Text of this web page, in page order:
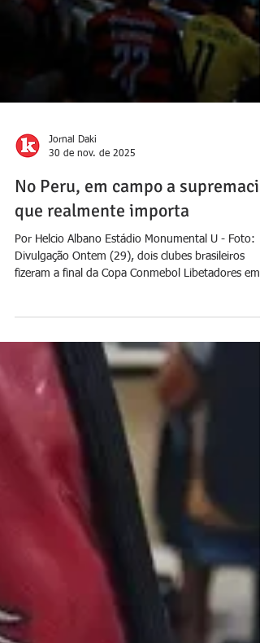
Jornal Daki
30 de nov. de 2025
No Peru, em campo a supremacia
Divulgação Ontem (29), dois clubes brasileiros
fizeram a final da Copa Conmebol Libetadores em
Lima (Peru). Em jogo, não só a supremacia
futebolística na América do Sul, mas também a
financeira no Brasil. Segundo o UOL , o time que
levantou a taça no estádio Monumental U, do
Universitario de Deportes , na capital peruana,
fechar 2025 com receita próxima de R$ 2 bilhões.
Enquanto o vice deve movimentar algo em torno